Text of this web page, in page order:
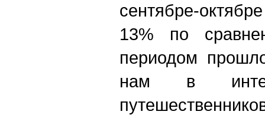
сентябре-
13% по
периодом
нам в